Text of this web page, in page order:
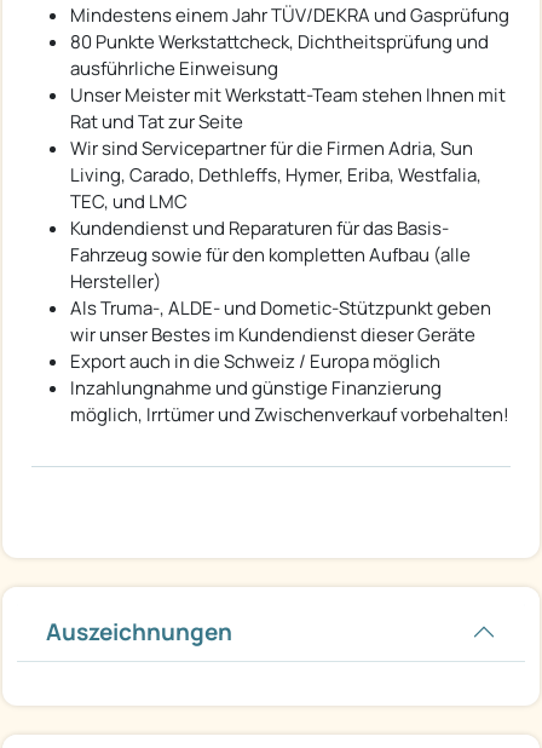
Mindestens einem Jahr TÜV/DEKRA und Gasprüfung
80 Punkte Werkstattcheck, Dichtheitsprüfung und
ausführliche Einweisung
Unser Meister mit Werkstatt-Team stehen Ihnen mit
Rat und Tat zur Seite
Wir sind Servicepartner für die Firmen Adria, Sun
Living, Carado, Dethleffs, Hymer, Eriba, Westfalia,
TEC, und LMC
Kundendienst und Reparaturen für das Basis-
Fahrzeug sowie für den kompletten Aufbau (alle
Hersteller)
Als Truma-, ALDE- und Dometic-Stützpunkt geben
wir unser Bestes im Kundendienst dieser Geräte
Export auch in die Schweiz / Europa möglich
Inzahlungnahme und günstige Finanzierung
möglich, Irrtümer und Zwischenverkauf vorbehalten!
Auszeichnungen